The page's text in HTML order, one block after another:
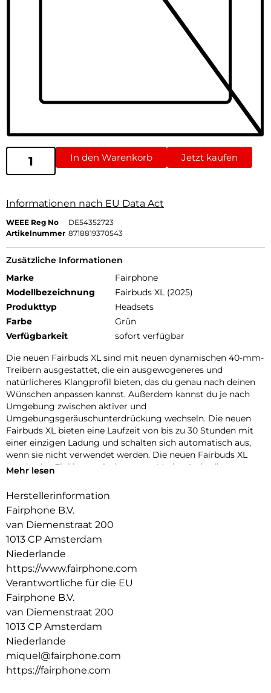
In den Warenkorb Jetzt kaufen
Informationen nach EU Data Act
WEEE Reg No
DE54352723
Artikelnummer 8718819370543
Zusätzliche Informationen
Marke
Fairphone
Modellbezeichnung
Fairbuds XL (2025)
Produkttyp
Headsets
Farbe
Grün
Verfügbarkeit
sofort verfügbar
Die neuen Fairbuds XL sind mit neuen dynamischen 40-mm-
Treibern ausgestattet, die ein ausgewogeneres und
natürlicheres Klangprofil bieten, das du genau nach deinen
Wünschen anpassen kannst. Außerdem kannst du je nach
Umgebung zwischen aktiver und
Umgebungsgeräuschunterdrückung wechseln. Die neuen
Fairbuds XL bieten eine Laufzeit von bis zu 30 Stunden mit
einer einzigen Ladung und schalten sich automatisch aus,
wenn sie nicht verwendet werden. Die neuen Fairbuds XL
wurden im Einklang mit der neuen Markenästhetik von
mit neun austauschbaren Ersatzteilen (einschließlich des
Staub und Feuchtigkeit. Zudem sind sie fairer denn je, da sie
mehr faire und recycelte Materialien enthalten, darunter
mehr als 80% recycelte Kunststoffe und 100 % recycelte
Seltenerdelemente in den Magneten. Die neuen Fairbuds XL
werden zu 100 % mit erneuerbarer Energie hergestellt und
sind zudem zu 100 % elektromüllneutral. Sie sind in zwei
frischen Farben erhältlich und bieten eine dreijährige
Garantie für zusätzliche Sicherheit. Hol dir die neuen
Fairbuds XL. Erstklassiger Klang und langlebiges Design.
Mehr lesen
Herstellerinformation
Fairphone B.V.
van Diemenstraat 200
1013 CP Amsterdam
Niederlande
https://www.fairphone.com
Verantwortliche für die EU
Fairphone B.V.
van Diemenstraat 200
1013 CP Amsterdam
Niederlande
miquel@fairphone.com
https://fairphone.com